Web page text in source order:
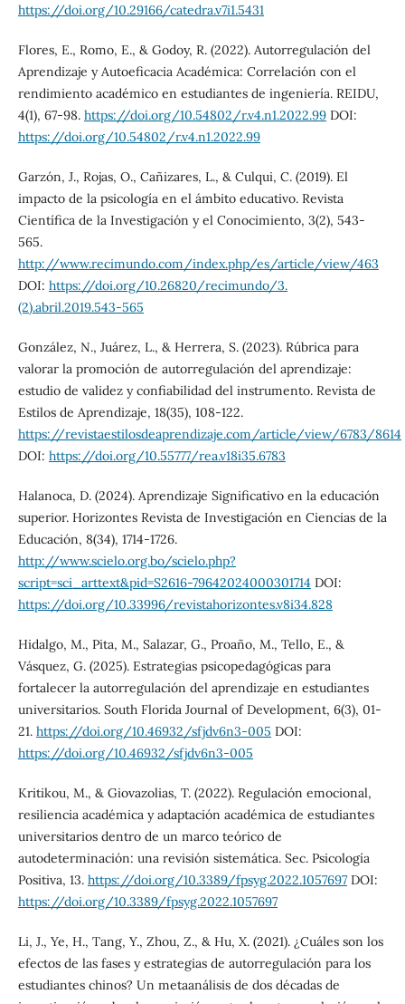
https://doi.org/10.29166/catedra.v7i1.5431
Flores, E., Romo, E., & Godoy, R. (2022). Autorregulación del
Aprendizaje y Autoeficacia Académica: Correlación con el
rendimiento académico en estudiantes de ingeniería. REIDU,
4(1), 67-98. https://doi.org/10.54802/r.v4.n1.2022.99DOI:
https://doi.org/10.54802/r.v4.n1.2022.99
Garzón, J., Rojas, O., Cañizares, L., & Culqui, C. (2019). El
impacto de la psicología en el ámbito educativo. Revista
Científica de la Investigación y el Conocimiento, 3(2), 543-
565.
http://www.recimundo.com/index.php/es/article/view/463
DOI: https://doi.org/10.26820/recimundo/3.
(2).abril.2019.543-565
González, N., Juárez, L., & Herrera, S. (2023). Rúbrica para
valorar la promoción de autorregulación del aprendizaje:
estudio de validez y confiabilidad del instrumento. Revista de
Estilos de Aprendizaje, 18(35), 108-122.
https://revistaestilosdeaprendizaje.com/article/view/6783/8614
DOI: https://doi.org/10.55777/rea.v18i35.6783
Halanoca, D. (2024). Aprendizaje Significativo en la educación
superior. Horizontes Revista de Investigación en Ciencias de la
Educación, 8(34), 1714-1726.
http://www.scielo.org.bo/scielo.php?
script=sci_arttext&pid=S2616-79642024000301714 DOI:
https://doi.org/10.33996/revistahorizontes.v8i34.828
Hidalgo, M., Pita, M., Salazar, G., Proaño, M., Tello, E., &
Vásquez, G. (2025). Estrategias psicopedagógicas para
fortalecer la autorregulación del aprendizaje en estudiantes
universitarios. South Florida Journal of Development, 6(3), 01-
21. https://doi.org/10.46932/sfjdv6n3-005 DOI:
https://doi.org/10.46932/sfjdv6n3-005
Kritikou, M., & Giovazolias, T. (2022). Regulación emocional,
resiliencia académica y adaptación académica de estudiantes
universitarios dentro de un marco teórico de
autodeterminación: una revisión sistemática. Sec. Psicología
Positiva, 13. https://doi.org/10.3389/fpsyg.2022.1057697DOI:
https://doi.org/10.3389/fpsyg.2022.1057697
Li, J., Ye, H., Tang, Y., Zhou, Z., & Hu, X. (2021). ¿Cuáles son los
efectos de las fases y estrategias de autorregulación para los
estudiantes chinos? Un metaanálisis de dos décadas de